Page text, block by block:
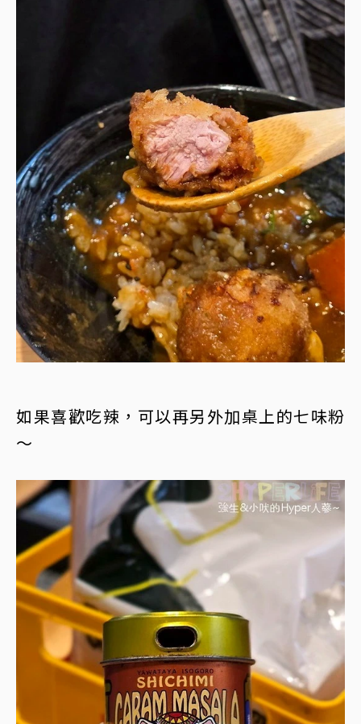
如果喜歡吃辣，可以再另外加桌上的七味粉
～